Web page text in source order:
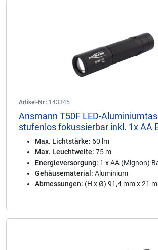
Artikel-Nr.: 143345
Ansmann T50F LED-
stufenlos fokussierbar inkl. 1x AA
Max. Lichtstärke: 60 lm
Max. Leuchtweite: 75 m
Energieversorgung: 1 x AA (Mignon)
Gehäusematerial: Aluminium
Abmessungen: (H x Ø) 91,4 mm x 21